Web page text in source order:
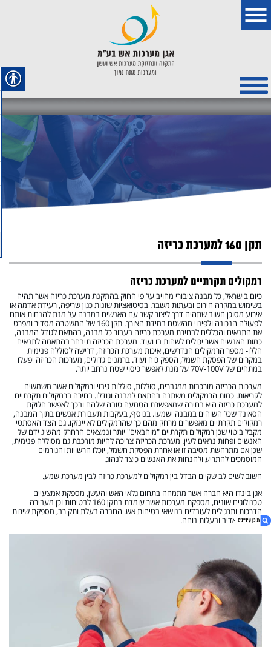
1. תקן 160 למערכת כריזה
2. רמקולים תקרתיים למערכת כריזה
3. מערכת כריזה תקן 160
4. מפרט משטרה 160
5. תקן 160 מערכת כריזה
6. תקן 160 למערכת כריזה – מהי הוראת
המשטרה?
תקן 160 למערכת כריזה
רמקולים תקרתיים למערכת כריזה
כיום בישראל, כל מבנה ציבורי מחויב על פי החוק בהתקנת מערכת כריזה אשר תהיה
בשימוש במקרה חירום ובעתות משבר. בסיטואציות שונות כגון שריפה, רעידת אדמה או
אירוע מסוכן חשוב שתהיה דרך ליצור קשר עם האנשים במבנה על מנת להנחות אותם
לפעולה הנכונה ולפינוי מהשטח במידת הצורך. תקן 160 של המשטרה מסדיר ומפרט
את התנאים והכללים לבחירת מערכת כריזה בעבור כל מבנה, בהתאם לגודל המבנה,
כמות האנשים אשר יכולים לשהות בו ועוד. מערכת הכריזה תיבחר בהתאמה לתנאים
הללו- מספר הרמקולים הנדרשים, איכות מערכת הכריזה, דרישה לסוללה פנימית
במקרים של הפסקת חשמל, הספק כוח ועוד. ברמנים גדולים, מערכות הכריזה יפעלו
במתחים של 70V-100V על מנת לאפשר כיסוי שטח נרחב יותר.
מערכות הכריזה מורכבות ממגברים, סוללות, סוללות גיבוי ורמקולים אשר משמשים
לקריאות. כמות הרמקולים משתנה בהתאם למבנה וגודלו. בחירה ברמקולים תקרתיים
למערכת כריזה היא בחירה שמאפשרת הטמעה טובה שלהם ובכך לאפשר חלוקת
הסאונד שכל השוהים במבנה ישמעו. בנוסף, בעקבות תעבורת אנשים בתוך המבנה,
רמקולים תקרתיים מאפשרים מרחק מהם כך שהרמקולים לא יינזקו. גם הצד האסתטי
מקבל ביטוי שכן רמקולים תקרתיים "מוחבאים" יותר ונמצאים הרחרק מהשיג ידם של
האנשים ופחות נראים לעין. מערכת הכריזה צריכה להיות מורכבת גם מסוללה פנימית,
שכן אם מתרחשת מסיבה זו או אחרת הפסקת חשמל, יוכלו הרשויות והגורמים
המוסמכים להתריע ולהנחות את האנשים כיצד לנהוג.
חשוב לשים לב שקיים הבדל בין רמקולים למערכת כריזה לבין מערכת שמע.
אגן בינדו היא חברה אשר מתמחה בתחום גלאי האש והעשן, מספקת אמצעיים
טכנולוגים שונים, מספקת מערכות אשר עומדת בתקן 160 לבטיחות וכן מעבירה
הדרכות ותרגילים לעובדים בנושאי בטיחות אש. החברה בעלת ותק רב, מספקת שירות
מקצועי, אדיב ובעלות נוחה.